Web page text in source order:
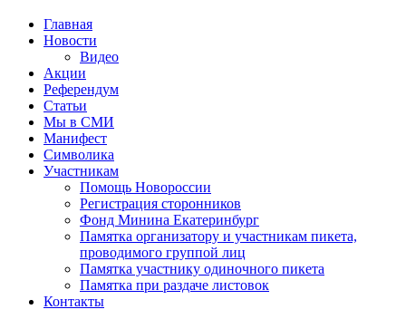
Главная
Новости
Видео
Акции
Референдум
Статьи
Мы в СМИ
Манифест
Символика
Участникам
Помощь Новороссии
Регистрация сторонников
Фонд Минина Екатеринбург
Памятка организатору и участникам пикета,
проводимого группой лиц
Памятка участнику одиночного пикета
Памятка при раздаче листовок
Контакты